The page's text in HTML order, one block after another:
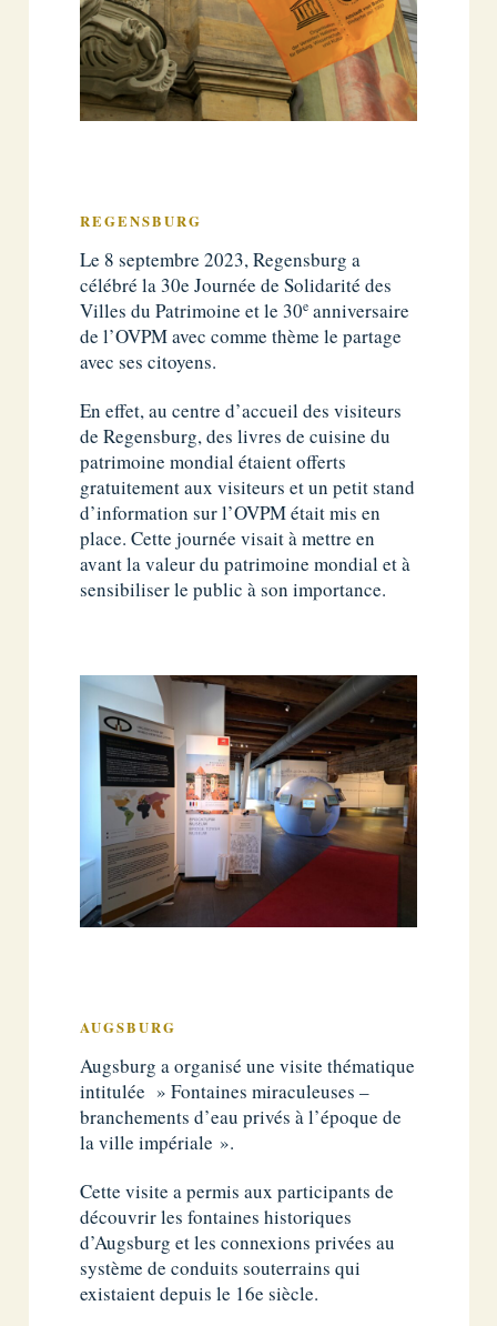
REGENSBURG
Le 8 septembre 2023, Regensburg a
célébré la 30e Journée de Solidarité des
Villes du Patrimoine et le 30e anniversaire
de l’OVPM avec comme thème le partage
avec ses citoyens.
En effet, au centre d’accueil des visiteurs
de Regensburg, des livres de cuisine du
patrimoine mondial étaient offerts
gratuitement aux visiteurs et un petit stand
d’information sur l’OVPM était mis en
place. Cette journée visait à mettre en
avant la valeur du patrimoine mondial et à
sensibiliser le public à son importance.
AUGSBURG
Augsburg a organisé une visite thématique
intitulée » Fontaines miraculeuses –
branchements d’eau privés à l’époque de
la ville impériale ».
Cette visite a permis aux participants de
découvrir les fontaines historiques
d’Augsburg et les connexions privées au
système de conduits souterrains qui
existaient depuis le 16e siècle.